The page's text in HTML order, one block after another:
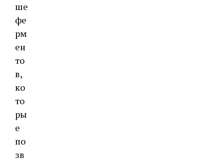
ше
фе
рм
ен
то
в,
ко
то
ры
е
по
зв